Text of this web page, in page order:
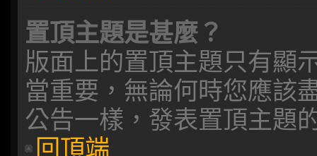
置頂主題是甚麼？
版面上的置頂主題只有顯
當重要，無論何時您應該
公告一樣，發表置頂主題
回頂端